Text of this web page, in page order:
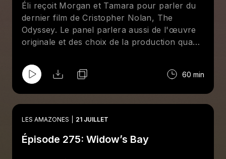
Éli reçoit Morgan et Tamara pour parler du
dernier film de Cristopher Nolan, The
Odyssey. Le panel parlera aussi de l'œuvre
originale et des choix de la production quant
écoute!
60 min
LES AMAZONES 21 JUILLET
Épisode 275: Widow’s Bay